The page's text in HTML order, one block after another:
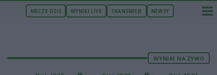
MECZE DZIŚ WYNIKI LIVE TRANSMISJE NEWSY
WYNIKI NA ŻYWO